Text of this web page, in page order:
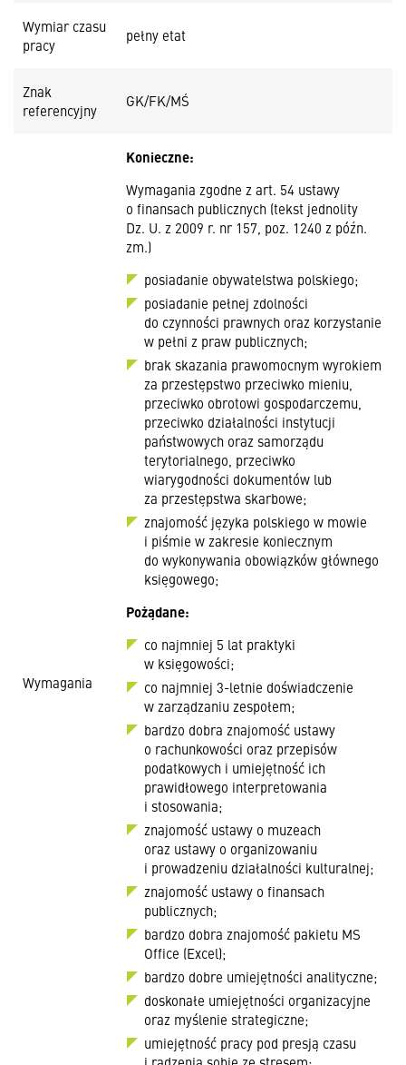
Wymiar czasu
pracy
pełny etat
Znak
referencyjny
GK/FK/MŚ
Wymagania
Konieczne:
Wymagania zgodne z art. 54 ustawy
o finansach publicznych (tekst jednolity
Dz. U. z 2009 r. nr 157, poz. 1240 z późn.
zm.)
posiadanie obywatelstwa polskiego;
posiadanie pełnej zdolności
do czynności prawnych oraz korzystanie
w pełni z praw publicznych;
brak skazania prawomocnym wyrokiem
za przestępstwo przeciwko mieniu,
przeciwko obrotowi gospodarczemu,
przeciwko działalności instytucji
państwowych oraz samorządu
terytorialnego, przeciwko
wiarygodności dokumentów lub
za przestępstwa skarbowe;
znajomość języka polskiego w mowie
i piśmie w zakresie koniecznym
do wykonywania obowiązków głównego
księgowego;
Pożądane:
co najmniej 5 lat praktyki
w księgowości;
co najmniej 3-letnie doświadczenie
w zarządzaniu zespołem;
bardzo dobra znajomość ustawy
o rachunkowości oraz przepisów
podatkowych i umiejętność ich
prawidłowego interpretowania
i stosowania;
znajomość ustawy o muzeach
oraz ustawy o organizowaniu
i prowadzeniu działalności kulturalnej;
znajomość ustawy o finansach
publicznych;
bardzo dobra znajomość pakietu MS
Office (Excel);
bardzo dobre umiejętności analityczne;
doskonałe umiejętności organizacyjne
oraz myślenie strategiczne;
umiejętność pracy pod presją czasu